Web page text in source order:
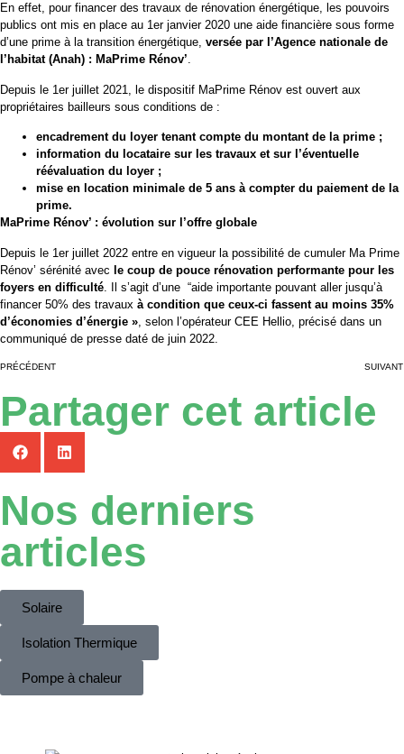
En effet, pour financer des travaux de rénovation énergétique, les pouvoirs
publics ont mis en place au 1er janvier 2020 une aide financière sous forme
d’une prime à la transition énergétique, versée par l’Agence nationale de
l’habitat (Anah) : MaPrime Rénov’.
Depuis le 1er juillet 2021, le dispositif MaPrime Rénov est ouvert aux
propriétaires bailleurs sous conditions de :
encadrement du loyer tenant compte du montant de la prime ;
information du locataire sur les travaux et sur l’éventuelle
réévaluation du loyer ;
mise en location minimale de 5 ans à compter du paiement de la
prime.
MaPrime Rénov’ : évolution sur l’offre globale
Depuis le 1er juillet 2022 entre en vigueur la possibilité de cumuler Ma Prime
Rénov’ sérénité avec le coup de pouce rénovation performante pour les
foyers en difficulté . Il s’agit d’une “aide importante pouvant aller jusqu’à
financer 50% des travaux à condition que ceux-ci fassent au moins 35%
d’économies d’énergie » , selon l’opérateur CEE Hellio, précisé dans un
communiqué de presse daté de juin 2022.
PRÉCÉDENT SUIVANT
Partager cet article
Nos derniers
articles
Solaire
Isolation Thermique
Pompe à chaleur